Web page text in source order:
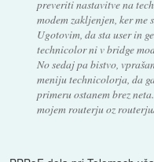
preveriti nastavitve na
modem zakljenjen, ker me
Ugotovim, da sta user in
technicolor ni v bridge
No sedaj pa bistvo,
meniju technicolorja, da
primeru ostanem brez
mojem routerju oz